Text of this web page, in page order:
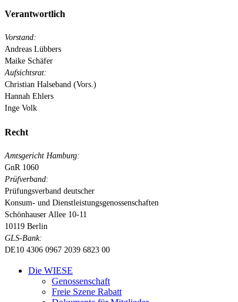
Verantwortlich
Vorstand:
Andreas Lübbers
Maike Schäfer
Aufsichtsrat:
Christian Halseband (Vors.)
Hannah Ehlers
Inge Volk
Recht
Amtsgericht Hamburg:
GnR 1060
Prüfverband:
Prüfungsverband deutscher
Konsum- und Dienstleistungsgenossenschaften
Schönhauser Allee 10-11
10119 Berlin
GLS-Bank:
DE10 4306 0967 2039 6823 00
Close
Die WIESE
Genossenschaft
Freie Szene Rabatt